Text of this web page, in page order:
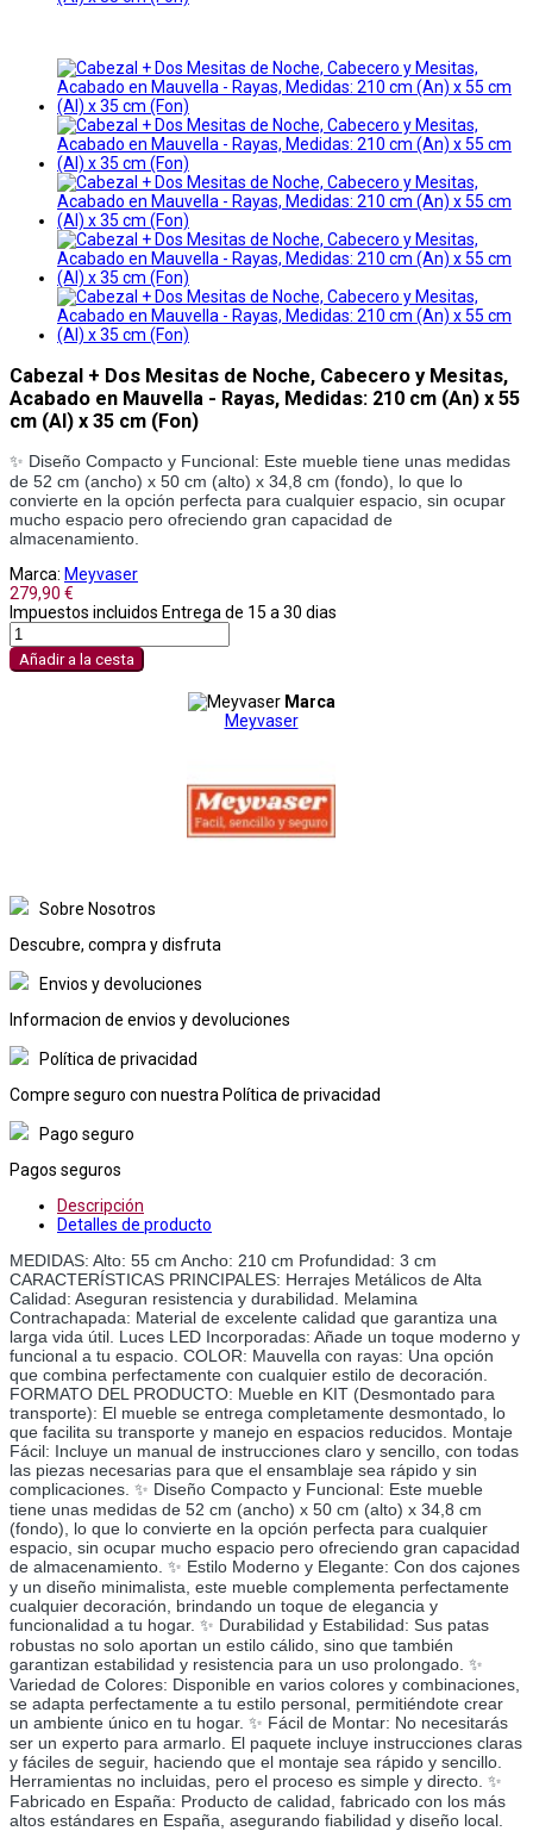
Cabezal + Dos Mesitas de Noche, Cabecero y Mesitas,
Acabado en Mauvella - Rayas, Medidas: 210 cm (An) x 55
cm (Al) x 35 cm (Fon)
✨ Diseño Compacto y Funcional: Este mueble tiene unas medidas
de 52 cm (ancho) x 50 cm (alto) x 34,8 cm (fondo), lo que lo
convierte en la opción perfecta para cualquier espacio, sin ocupar
mucho espacio pero ofreciendo gran capacidad de
almacenamiento.
Marca: Meyvaser
279,90 €
Impuestos incluidos Entrega de 15 a 30 dias
Añadir a la cesta
Marca
Meyvaser
Sobre Nosotros
Descubre, compra y disfruta
Envios y devoluciones
Informacion de envios y devoluciones
Política de privacidad
Compre seguro con nuestra Política de privacidad
Pago seguro
Pagos seguros
Descripción
Detalles de producto
MEDIDAS: Alto: 55 cm Ancho: 210 cm Profundidad: 3 cm
CARACTERÍSTICAS PRINCIPALES: Herrajes Metálicos de Alta
Calidad: Aseguran resistencia y durabilidad. Melamina
Contrachapada: Material de excelente calidad que garantiza una
larga vida útil. Luces LED Incorporadas: Añade un toque moderno y
funcional a tu espacio. COLOR: Mauvella con rayas: Una opción
que combina perfectamente con cualquier estilo de decoración.
FORMATO DEL PRODUCTO: Mueble en KIT (Desmontado para
transporte): El mueble se entrega completamente desmontado, lo
que facilita su transporte y manejo en espacios reducidos. Montaje
Fácil: Incluye un manual de instrucciones claro y sencillo, con todas
las piezas necesarias para que el ensamblaje sea rápido y sin
complicaciones. ✨ Diseño Compacto y Funcional: Este mueble
tiene unas medidas de 52 cm (ancho) x 50 cm (alto) x 34,8 cm
(fondo), lo que lo convierte en la opción perfecta para cualquier
espacio, sin ocupar mucho espacio pero ofreciendo gran capacidad
de almacenamiento. ✨ Estilo Moderno y Elegante: Con dos cajones
y un diseño minimalista, este mueble complementa perfectamente
cualquier decoración, brindando un toque de elegancia y
funcionalidad a tu hogar. ✨ Durabilidad y Estabilidad: Sus patas
robustas no solo aportan un estilo cálido, sino que también
garantizan estabilidad y resistencia para un uso prolongado. ✨
Variedad de Colores: Disponible en varios colores y combinaciones,
se adapta perfectamente a tu estilo personal, permitiéndote crear
un ambiente único en tu hogar. ✨ Fácil de Montar: No necesitarás
ser un experto para armarlo. El paquete incluye instrucciones claras
y fáciles de seguir, haciendo que el montaje sea rápido y sencillo.
Herramientas no incluidas, pero el proceso es simple y directo. ✨
Fabricado en España: Producto de calidad, fabricado con los más
altos estándares en España, asegurando fiabilidad y diseño local.